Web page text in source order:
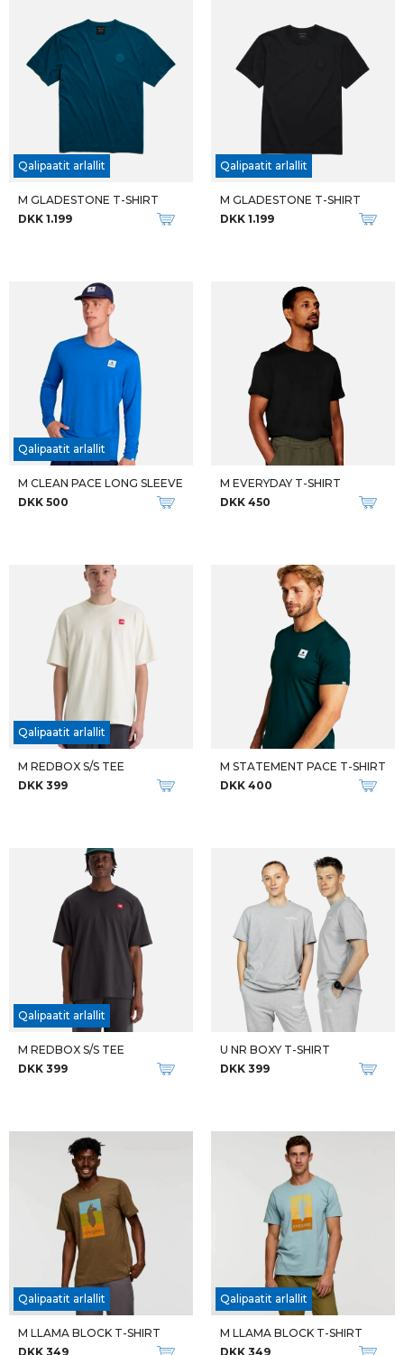
Qalipaatit arlallit
M GLADESTONE T-SHIRT
DKK 1.199
Qalipaatit arlallit
M GLADESTONE T-SHIRT
DKK 1.199
Qalipaatit arlallit
M CLEAN PACE LONG SLEEVE
DKK 500
M EVERYDAY T-SHIRT
DKK 450
Qalipaatit arlallit
M REDBOX S/S TEE
DKK 399
M STATEMENT PACE T-SHIRT
DKK 400
Qalipaatit arlallit
M REDBOX S/S TEE
DKK 399
U NR BOXY T-SHIRT
DKK 399
Qalipaatit arlallit
M LLAMA BLOCK T-SHIRT
DKK 349
Qalipaatit arlallit
M LLAMA BLOCK T-SHIRT
DKK 349